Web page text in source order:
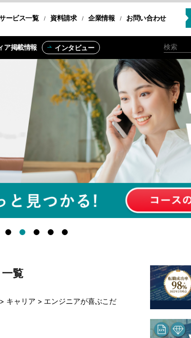
ービス一覧
転職コース 資料請求 企業情報 お問い合わせ
ア掲載情報 インタビュー
覧
キャリア > エンジニアが喜ぶこだ